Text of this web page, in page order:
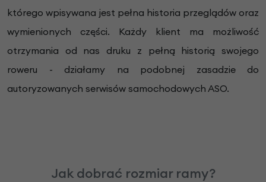
którego wpisywana jest pełna historia przeglądów oraz
wymienionych części. Każdy klient ma możliwość
otrzymania od nas druku z pełną historią swojego
roweru - działamy na podobnej zasadzie do
autoryzowanych serwisów samochodowych ASO.
Jak dobrać rozmiar ramy?